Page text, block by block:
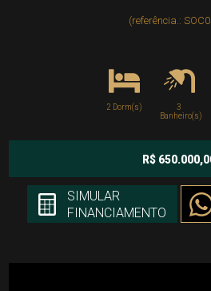
(referência.:
2 Dorm(s)
3
Banheiro(s)
R$
SIMULAR
FINANCIAMENTO